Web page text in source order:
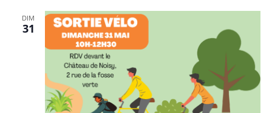
DIM
31